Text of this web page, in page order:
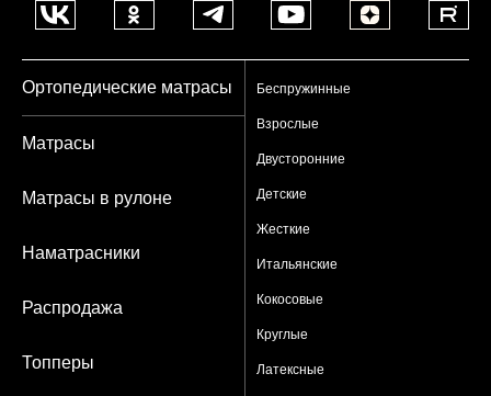
Ортопедические матрасы Беспружинные
Взрослые
Двусторонние
Детские
Жесткие
Итальянские
Кокосовые
Круглые
Латексные
Матрасы
Матрасы в рулоне
Наматрасники
Распродажа
Топперы